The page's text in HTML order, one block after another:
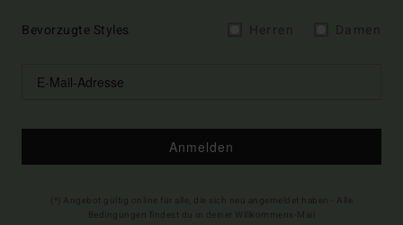
Bevorzugte Styles
Anmelden